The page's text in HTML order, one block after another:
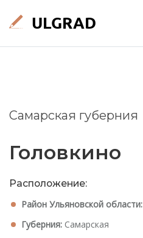
Самарская губерния
Головкино
Расположение:
Район Ульяновской области:
Губерния: Самарская